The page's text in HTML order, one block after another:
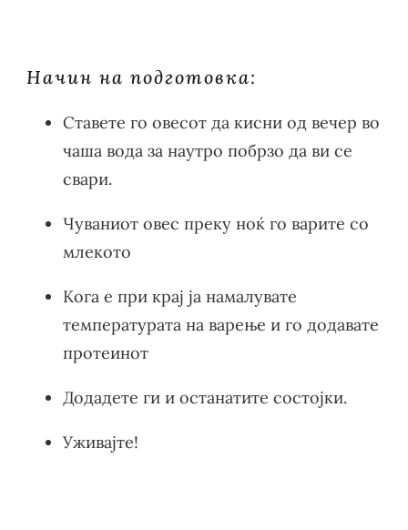
Начин на подготовка:
Ставете го овесот да кисни од вечер во
чаша вода за наутро побрзо да ви се
свари.
Чуваниот овес преку ноќ го варите со
млекото
Кога е при крај ја намалувате
температурата на варење и го додавате
протеинот
Додадете ги и останатите состојки.
Уживајте!